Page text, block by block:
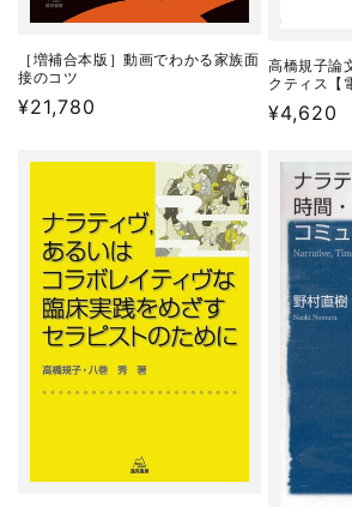
［増補合本版］動画でわかる家族面
接のコツ
通
価
¥21,780
高橋規子論
クティス【
通
価
¥4,620